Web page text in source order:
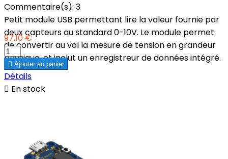
Commentaire(s): 3
Petit module USB permettant lire la valeur fournie par
deux capteurs au standard 0-10V. Le module permet
de convertir au vol la mesure de tension en grandeur
physique, et inclut un enregistreur de données intégré.
97,10 €
 Ajouter au panier
Détails
 En stock